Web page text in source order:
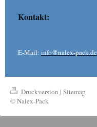
Kontakt:
E-Mail: info@nalex-pack.de
Druckversion | Sitemap
© Nalex-Pack